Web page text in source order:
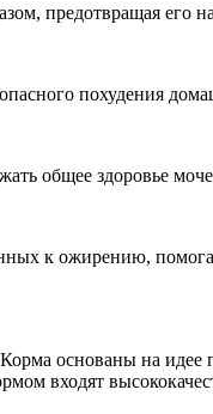
предотвращая его
похудения
общее здоровье
к ожирению,
основаны на идее
входят